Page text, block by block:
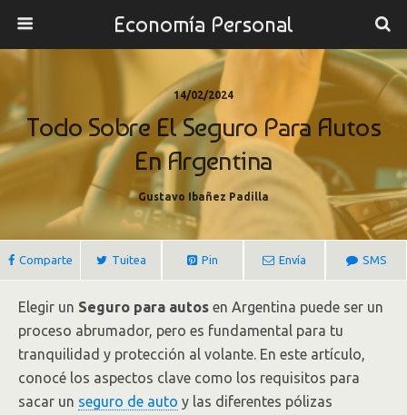
Economía Personal
14/02/2024
Todo Sobre El Seguro Para Autos
En Argentina
Gustavo Ibañez Padilla
Comparte Tuitea Pin Envía SMS
Elegir un Seguro para autos en Argentina puede ser un
proceso abrumador, pero es fundamental para tu
tranquilidad y protección al volante. En este artículo,
conocé los aspectos clave como los requisitos para
sacar un seguro de auto y las diferentes pólizas